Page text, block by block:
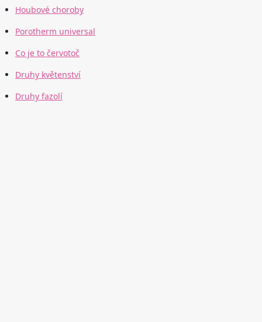
Houbové choroby
Porotherm universal
Co je to červotoč
Druhy květenství
Druhy fazolí